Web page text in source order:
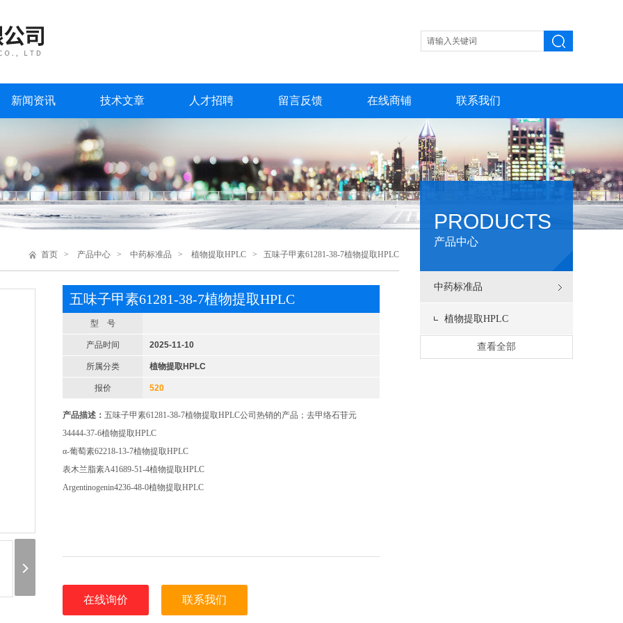
新闻资讯 技术文章 人才招聘 留言反馈 在线商铺 联系我们
PRODUCTS
产品中心
中药标准品
植物提取HPLC
查看全部
首页 > 产品中心 > 中药标准品 > 植物提取HPLC > 五味子甲素61281-38-7植物提取HPLC
五味子甲素61281-38-7植物提取HPLC
型 号
产品时间 2025-11-10
所属分类 植物提取HPLC
报价 520
产品描述： 五味子甲素61281-38-7植物提取HPLC公司热销的产品；去甲络石苷元
34444-37-6植物提取HPLC
α-葡萄素62218-13-7植物提取HPLC
表木兰脂素A41689-51-4植物提取HPLC
Argentinogenin4236-48-0植物提取HPLC
在线询价 联系我们